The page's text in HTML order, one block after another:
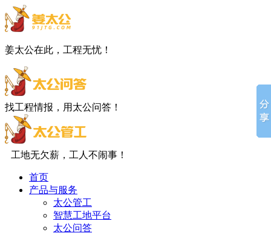
姜太公在此，工程无忧！
找工程情报，用太公问答！
工地无欠薪，工人不闹事！
首页
产品与服务
太公管工
智慧工地平台
太公问答